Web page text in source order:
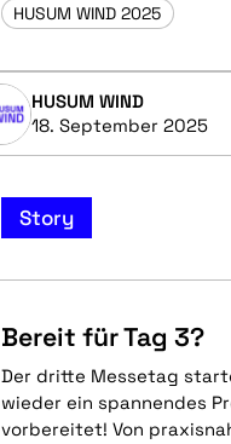
HUSUM WIND 2025
HUSUM WIND
18. September 2025
Story
Bereit für Tag 3?
Der dritte Messetag
wieder ein spannendes
vorbereitet! Von